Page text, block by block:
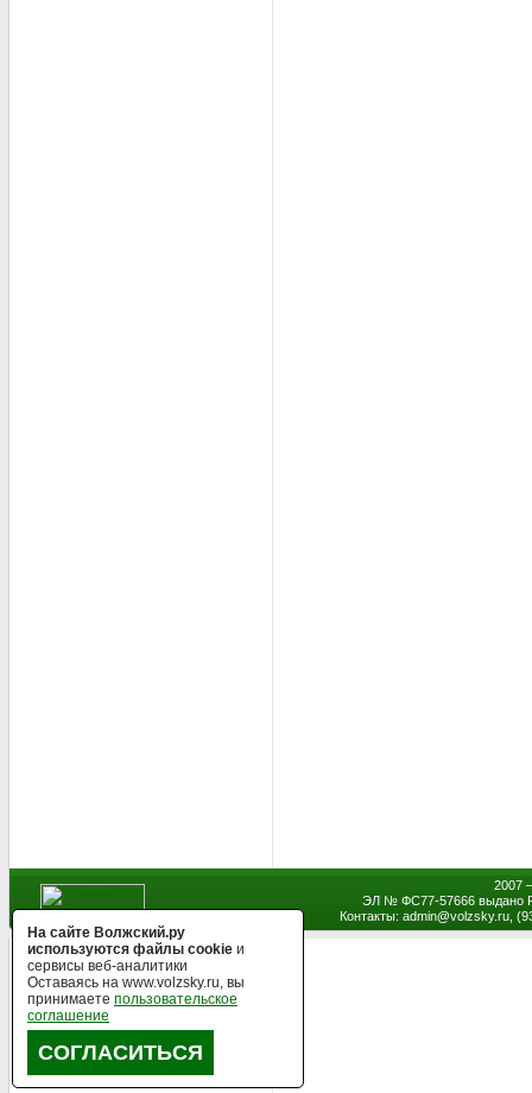
2007
ЭЛ № ФС77-57666 выдано
Контакты: admin@volzsky.ru,
На сайте Волжский.ру
используются файлы cookie и
сервисы веб-аналитики
Оставаясь на www.volzsky.ru, вы
принимаете пользовательское
соглашение
СОГЛАСИТЬСЯ